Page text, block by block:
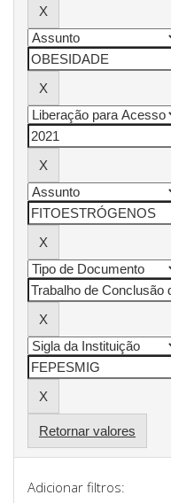
Retornar valores
Adicionar filtros: